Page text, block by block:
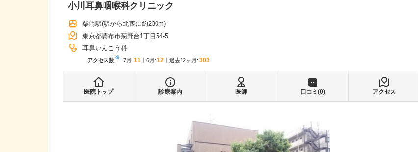
小川耳鼻咽喉科クリニック
柴崎駅(駅から北西に約230m)
東京都調布市菊野台1丁目54-5
耳鼻いんこう科
アクセス数※ 7月 : 11 6月 : 12 過去12ヶ月: 303
医院トップ 診療案内 医師 口コミ(0) アクセス